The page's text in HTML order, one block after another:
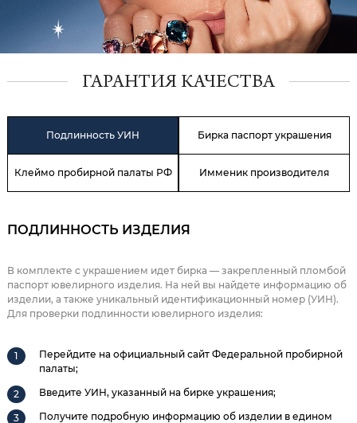
ГАРАНТИЯ КАЧЕСТВА
Подлинность УИН Бирка паспорт украшения
Клеймо пробирной палаты РФ Имменик производителя
ПОДЛИННОСТЬ ИЗДЕЛИЯ
В комплекте с украшением идет бирка — закрепленный пломбой
паспорт ювелирного изделия. На ней вы найдете информацию об
изделии, а также уникальный идентификационный номер (УИН).
Для проверки подлинности ювелирного изделия:
Перейдите на официальный сайт Федеральной пробирной
палаты;
Введите УИН, указанный на бирке украшения;
Получите подробную информацию об изделии в едином